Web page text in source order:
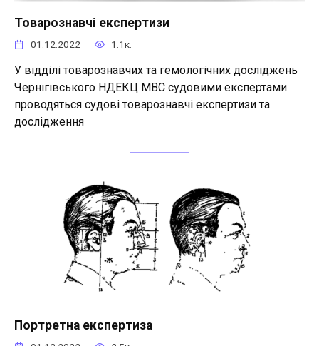
Товарознавчі експертизи
01.12.2022 1.1к.
У відділі товарознавчих та гемологічних досліджень
Чернігівського НДЕКЦ МВС судовими експертами
проводяться судові товарознавчі експертизи та
дослідження
Портретна експертиза